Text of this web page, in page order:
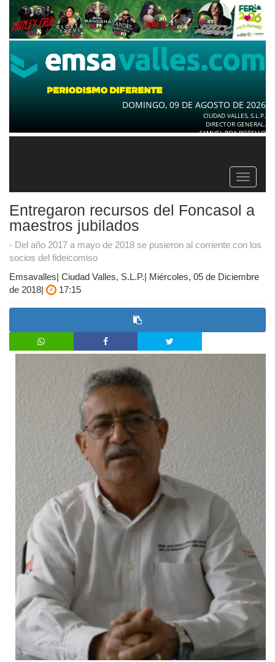
DOMINGO, 09 DE AGOSTO DE 2026
CIUDAD VALLES, S.L.P.
DIRECTOR GENERAL.
SAMUEL ROA BOTELLO
Toggle
Entregaron recursos del Foncasol a
maestros jubilados
- Del año 2017 a mayo de 2018 se pusieron al corriente con los
socios del fideicomiso
Emsavalles| Ciudad Valles, S.L.P.| Miércoles, 05 de Diciembre
de 2018|
17:15